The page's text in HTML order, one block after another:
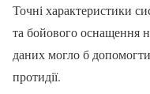
Точні характеристики
та бойового оснащення
даних могло б
протидії.